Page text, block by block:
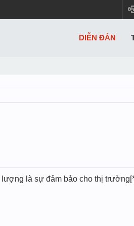
là sự đảm bảo cho thị
DIỄN ĐÀN